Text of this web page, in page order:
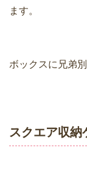
ます。
ボックスに兄弟
スクエア収納